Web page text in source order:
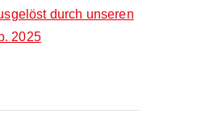
durch unseren
2025